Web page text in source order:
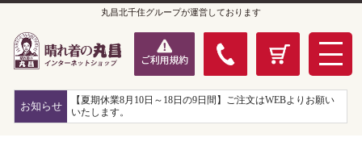
丸昌北千住グループが運営しております
お知らせ
【夏期休業8月10日～18日の9日間】ご注文はWEBよりお願い
いたします。